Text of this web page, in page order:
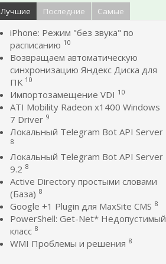
Лучшие Последние Самые
iPhone: Режим "без звука" по
расписанию 10
Возвращаем автоматическую
синхронизацию Яндекс Диска для
ПК 10
Импортозамещение VDI 10
ATI Mobility Radeon x1400 Windows
7 Driver 9
Локальный Telegram Bot API Server
8
Локальный Telegram Bot API Server
9.2 8
Active Directory простыми словами
(База) 8
Google +1 Plugin для MaxSite CMS 8
PowerShell: Get-Net* Недопустимый
класс 8
WMI Проблемы и решения 8